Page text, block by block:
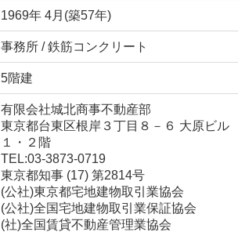
1969年 4月(築57年)
事務所 / 鉄筋コンクリート
5階建
有限会社城北商事不動産部
東京都台東区根岸３丁目８－６ 大原ビル
１・２階
TEL:03-3873-0719
東京都知事 (17) 第2814号
(公社)東京都宅地建物取引業協会
(公社)全国宅地建物取引業保証協会
(社)全国賃貸不動産管理業協会